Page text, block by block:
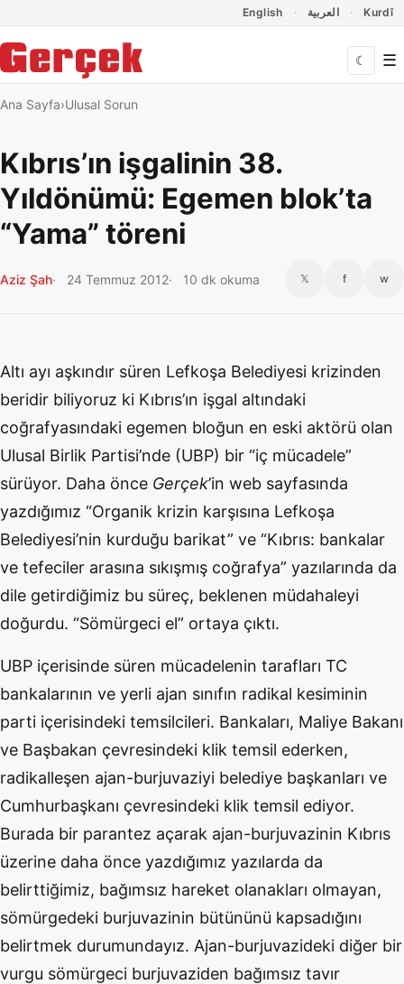
English العربية Kurdî
☾ ☰
Ana Sayfa Ulusal Sorun
Kıbrıs’ın işgalinin 38.
Yıldönümü: Egemen blok’ta
“Yama” töreni
Aziz Şah 24 Temmuz 2012 10 dk okuma 𝕏 f w
Altı ayı aşkındır süren Lefkoşa Belediyesi krizinden
beridir biliyoruz ki Kıbrıs’ın işgal altındaki
coğrafyasındaki egemen bloğun en eski aktörü olan
Ulusal Birlik Partisi’nde (UBP) bir “iç mücadele”
sürüyor. Daha önce Gerçek’in web sayfasında
yazdığımız “Organik krizin karşısına Lefkoşa
Belediyesi’nin kurduğu barikat” ve “Kıbrıs: bankalar
ve tefeciler arasına sıkışmış coğrafya” yazılarında da
dile getirdiğimiz bu süreç, beklenen müdahaleyi
doğurdu. “Sömürgeci el” ortaya çıktı.
UBP içerisinde süren mücadelenin tarafları TC
bankalarının ve yerli ajan sınıfın radikal kesiminin
parti içerisindeki temsilcileri. Bankaları, Maliye Bakanı
ve Başbakan çevresindeki klik temsil ederken,
radikalleşen ajan-burjuvaziyi belediye başkanları ve
Cumhurbaşkanı çevresindeki klik temsil ediyor.
Burada bir parantez açarak ajan-burjuvazinin Kıbrıs
üzerine daha önce yazdığımız yazılarda da
belirttiğimiz, bağımsız hareket olanakları olmayan,
sömürgedeki burjuvazinin bütününü kapsadığını
belirtmek durumundayız. Ajan-burjuvazideki diğer bir
vurgu sömürgeci burjuvaziden bağımsız tavır